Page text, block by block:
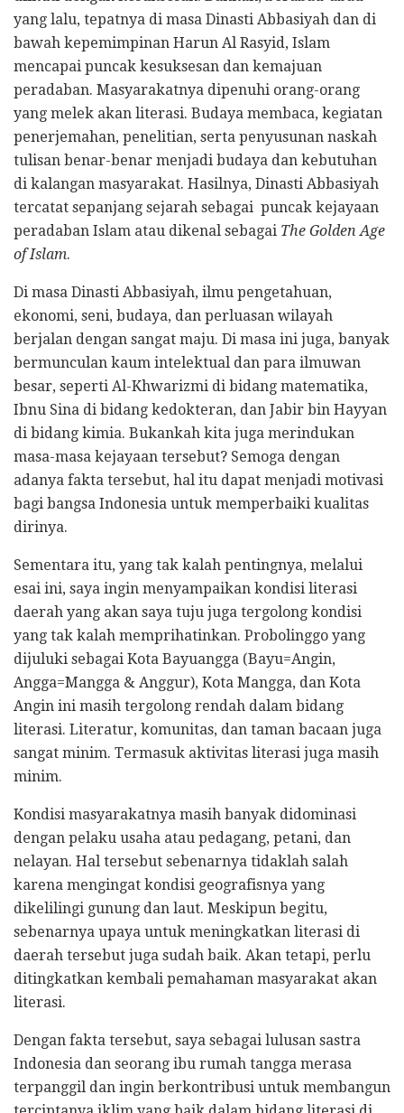
yang lalu, tepatnya di masa Dinasti Abbasiyah dan di
bawah kepemimpinan Harun Al Rasyid, Islam
mencapai puncak kesuksesan dan kemajuan
peradaban. Masyarakatnya dipenuhi orang-orang
yang melek akan literasi. Budaya membaca, kegiatan
penerjemahan, penelitian, serta penyusunan naskah
tulisan benar-benar menjadi budaya dan kebutuhan
di kalangan masyarakat. Hasilnya, Dinasti Abbasiyah
tercatat sepanjang sejarah sebagai puncak kejayaan
peradaban Islam atau dikenal sebagai The Golden Age
of Islam.
Di masa Dinasti Abbasiyah, ilmu pengetahuan,
ekonomi, seni, budaya, dan perluasan wilayah
berjalan dengan sangat maju. Di masa ini juga, banyak
bermunculan kaum intelektual dan para ilmuwan
besar, seperti Al-Khwarizmi di bidang matematika,
Ibnu Sina di bidang kedokteran, dan Jabir bin Hayyan
di bidang kimia. Bukankah kita juga merindukan
masa-masa kejayaan tersebut? Semoga dengan
adanya fakta tersebut, hal itu dapat menjadi motivasi
bagi bangsa Indonesia untuk memperbaiki kualitas
dirinya.
Sementara itu, yang tak kalah pentingnya, melalui
esai ini, saya ingin menyampaikan kondisi literasi
daerah yang akan saya tuju juga tergolong kondisi
yang tak kalah memprihatinkan. Probolinggo yang
dijuluki sebagai Kota Bayuangga (Bayu=Angin,
Angga=Mangga & Anggur), Kota Mangga, dan Kota
Angin ini masih tergolong rendah dalam bidang
literasi. Literatur, komunitas, dan taman bacaan juga
sangat minim. Termasuk aktivitas literasi juga masih
minim.
Kondisi masyarakatnya masih banyak didominasi
dengan pelaku usaha atau pedagang, petani, dan
nelayan. Hal tersebut sebenarnya tidaklah salah
karena mengingat kondisi geografisnya yang
dikelilingi gunung dan laut. Meskipun begitu,
sebenarnya upaya untuk meningkatkan literasi di
daerah tersebut juga sudah baik. Akan tetapi, perlu
ditingkatkan kembali pemahaman masyarakat akan
literasi.
Dengan fakta tersebut, saya sebagai lulusan sastra
Indonesia dan seorang ibu rumah tangga merasa
terpanggil dan ingin berkontribusi untuk membangun